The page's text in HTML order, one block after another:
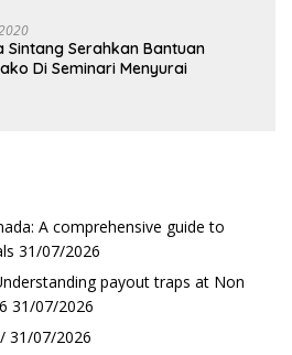
Sintang Serahkan Bantuan
Di Seminari Menyurai
A comprehensive guide to
31/07/2026
payout traps at Non
31/07/2026
31/07/2026